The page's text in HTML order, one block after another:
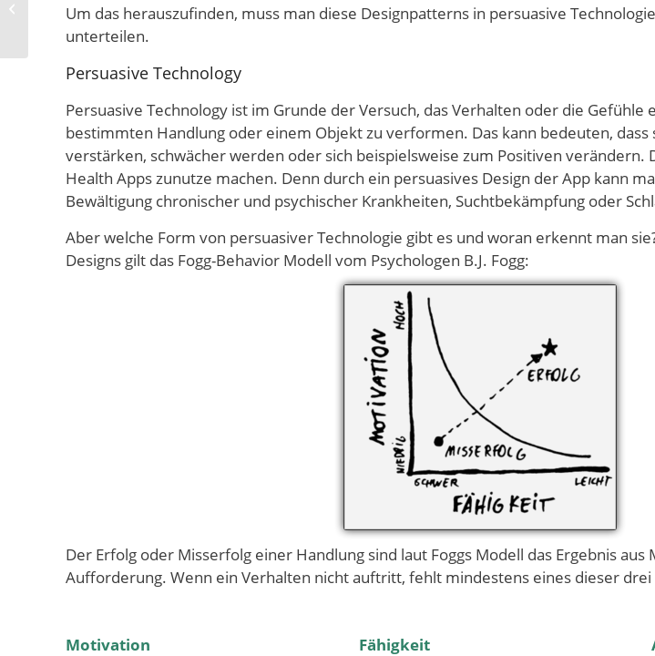
Um das herauszufinden, muss man diese Designpatterns in persuasive
unterteilen.
Persuasive Technology
Persuasive Technology ist im Grunde der Versuch, das Verhalten oder die Gefühle
bestimmten Handlung oder einem Objekt zu verformen. Das kann bedeuten, dass
verstärken, schwächer werden oder sich beispielsweise zum Positiven verändern.
Health Apps zunutze machen. Denn durch ein persuasives Design der App kann
Bewältigung chronischer und psychischer Krankheiten, Suchtbekämpfung oder
Aber welche Form von persuasiver Technologie gibt es und woran erkennt man
Designs gilt das Fogg-Behavior Modell vom Psychologen B.J. Fogg:
Der Erfolg oder Misserfolg einer Handlung sind laut Foggs Modell das Ergebnis aus
Aufforderung. Wenn ein Verhalten nicht auftritt, fehlt mindestens eines dieser drei
Motivation
Fähigkeit
dem Toolkästchen